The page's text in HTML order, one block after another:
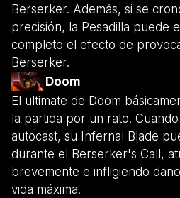
Berserker. Además, si se
precisión, la Pesadilla puede
completo el efecto de
Berserker.
Doom
El ultimate de Doom
la partida por un rato.
autocast, su Infernal Blade
durante el Berserker's Call,
brevemente e infligiendo
vida máxima.